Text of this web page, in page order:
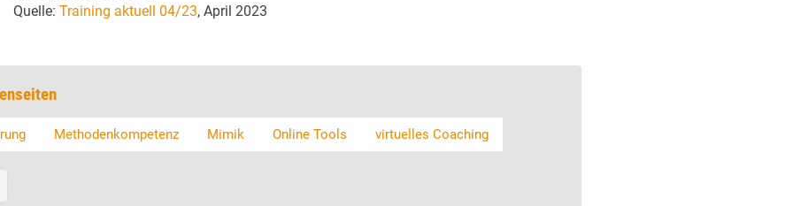
Quelle: Training aktuell 04/23, April 2023
Methodenkompetenz Mimik Online Tools virtuelles Coaching